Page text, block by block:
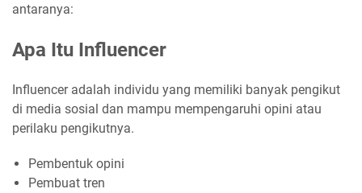
antaranya:
Apa Itu Influencer
Influencer adalah individu yang memiliki banyak pengikut
di media sosial dan mampu mempengaruhi opini atau
perilaku pengikutnya.
Pembentuk opini
Pembuat tren